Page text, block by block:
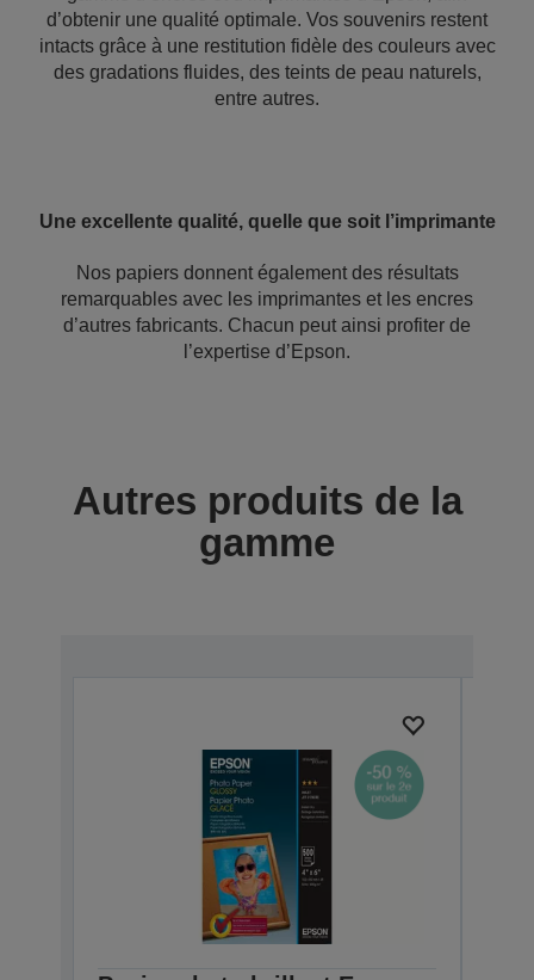
d’obtenir une qualité optimale. Vos souvenirs restent
intacts grâce à une restitution fidèle des couleurs avec
des gradations fluides, des teints de peau naturels,
entre autres.
Une excellente qualité, quelle que soit l’imprimante
Nos papiers donnent également des résultats
remarquables avec les imprimantes et les encres
d’autres fabricants. Chacun peut ainsi profiter de
l’expertise d’Epson.
Autres produits de la
gamme